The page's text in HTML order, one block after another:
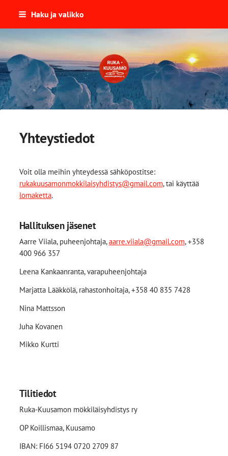
Siirry
Haku ja valikko
Ruka-Kuusamon
Yhteystiedot
Voit olla meihin yhteydessä sähköpostitse:
rukakuusamonmokkilaisyhdistys@gmail.com, tai käyttää
lomaketta.
Hallituksen jäsenet
Aarre Viiala, puheenjohtaja,aarre.viiala@gmail.com, +358
400 966 357
Leena Kankaanranta, varapuheenjohtaja
Marjatta Lääkkölä, rahastonhoitaja, +358 40 835 7428
Nina Mattsson
Juha Kovanen
Mikko Kurtti
Tilitiedot
Ruka-Kuusamon mökkiläisyhdistys ry
OP Koillismaa, Kuusamo
IBAN: FI66 5194 0720 2709 87